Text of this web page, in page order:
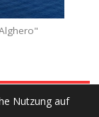
Nutzung auf